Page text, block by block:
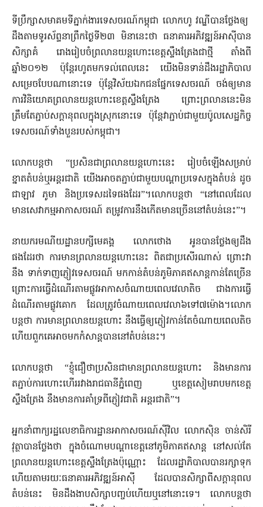
ទីប្រឹក្សាសមាគមទីភ្នាក់ងារទេសចរណ៍កម្ពុជា លោកហូ វណ្ឌីបានថ្លែងឲ្យ
ដឹងតាមទូរស័ព្ទនាព្រឹកថ្ងៃទី២៣ មិនានេះថា ធនាគារអភិវឌ្ឍន៍អាស៊ីបាន
សិក្សាគំ រោងរៀបចំព្រលានយន្តហោះខេត្តស្ទឹងត្រែងជាថ្មី តាំងពី
ឆ្នាំ២០១២ ប៉ុន្តែរហូតមក​ទល់ពេលនេះ យើងមិនទាន់ដឹងរដ្ឋាភិបាល
សម្រេចបែបណានោះទេ ប៉ុន្តែវិស័យ​ឯកជនផ្នែកទេសចរណ៍ ចង់ឲ្យមាន
ការវិនិយោគព្រលានយន្តហោះខេត្តស្ទឹងត្រែ​ង ព្រោះព្រលាននេះមិន
ត្រឹមតែភ្ជាប់សក្តានុពលក្នុងស្រុកនោះទេ ប៉ុន្តែវាភ្ជាប់​ជា​មួយប៉ូលសេដ្ឋកិច្ច
ទេសចរណ៍ទាំងបួនរបស់កម្ពុជា។
លោកបន្តថា “ប្រសិនជាព្រលានយន្តហោះនេះ រៀបចំឡើងសម្រាប់
ខ្នាតតំ​បន់ឬអន្តរជាតិ យើងអាចតភ្ជាប់ជាមួយបណ្តាប្រទេសក្នុងតំបន់ ដូច
ជាឡាវ ភូមា និងប្រទេសដទៃផងដែរ”។លោកបន្តថា “នៅពេលដែល
មានសេវាកម្មអាកាសចរ​ណ៍ តម្រូវការនឹងកើតមានច្រើននៅតំបន់នេះ”។
នាយករមណីយដ្ឋានបក្សីមេគង្គ លោកថោង អូនបានថ្លែងឲ្យដឹង
ផងដែរថា ការមានព្រលានយន្តហោះនេះ ពិតជាប្រសើរណាស់ ព្រោះវា
នឹង ទាក់ទាញភ្ញៀវទេសចរណ៍ មកកាន់តំបន់ភូមិភាគឥសាន្តកាន់តែច្រើន
ព្រោះការធ្វើដំណើរតាមផ្លូវអាកាសចំណាយពេលវេលាតិច ជាងការធ្វើ
ដំណើរតាមផ្លូវគោ​ក ដែលត្រូវចំណាយពេលវេលា៦ទៅ៧ម៉ោង។លោក
បន្តថា ការមានព្រលានយន្តហោះ នឹងធ្វើឲ្យភ្ញៀវកាន់តែចំណាយពេលតិច
ហើយពួកគេអាចមកកំសាន្ត​បាននៅតំបន់នេះ។
លោកបន្តថា “ខ្ញុំជឿថាប្រសិនជាមានព្រលានយន្តហោះ និងមានការ
តភ្ជាប់ការហោះហើររវាងរាជធានីភ្នំពេញ ឬខេត្តសៀមរាបមកខេត្ត
ស្ទឹងត្រែង នឹងមានការគាំទ្រពីភ្ញៀវជាតិ អន្តរជាតិ”។
អ្នកនាំពាក្យរដ្ឋលេខាធិការដ្ឋានអាកាសចរណ៍ស៊ីវិល លោកស៊ិន ចាន់សិរី
វុត្ថាបានថ្លែងថា ក្នុងចំណោមបណ្តាខេត្តនៅភូមិភាគឥសាន្ត នៅសល់តែ
ព្រលាន​យន្តហោះខេត្តស្ទឹងត្រែងប៉ុណ្ណោះ ដែលរដ្ឋាភិបាលបានរក្សាទុក
ហើយតាមរយៈធនាគារអភិវឌ្ឍន៍អាស៊ី ដែលបានសិក្សាពីសក្តានុពល
តំបន់នេះ មិនដឹងងាបសិក្សាបញ្ចប់ហើយឬនៅនោះទេ។ លោកបន្តថា